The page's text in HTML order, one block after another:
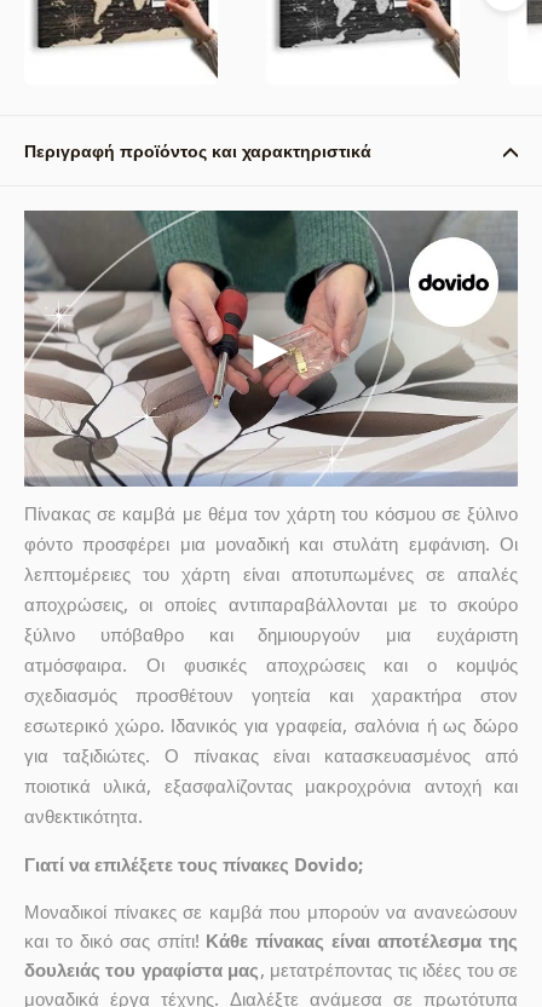
Περιγραφή προϊόντος και χαρακτηριστικά
Πίνακας σε καμβά με θέμα τον χάρτη του κόσμου σε ξύλινο
φόντο προσφέρει μια μοναδική και στυλάτη εμφάνιση. Οι
λεπτομέρειες του χάρτη είναι αποτυπωμένες σε απαλές
αποχρώσεις, οι οποίες αντιπαραβάλλονται με το σκούρο
ξύλινο υπόβαθρο και δημιουργούν μια ευχάριστη
ατμόσφαιρα. Οι φυσικές αποχρώσεις και ο κομψός
σχεδιασμός προσθέτουν γοητεία και χαρακτήρα στον
εσωτερικό χώρο. Ιδανικός για γραφεία, σαλόνια ή ως δώρο
για ταξιδιώτες. Ο πίνακας είναι κατασκευασμένος από
ποιοτικά υλικά, εξασφαλίζοντας μακροχρόνια αντοχή και
ανθεκτικότητα.
Γιατί να επιλέξετε τους πίνακες Dovido;
Μοναδικοί πίνακες σε καμβά που μπορούν να ανανεώσουν
και το δικό σας σπίτι! Κάθε πίνακας είναι αποτέλεσμα της
δουλειάς του γραφίστα μας, μετατρέποντας τις ιδέες του σε
μοναδικά έργα τέχνης. Διαλέξτε ανάμεσα σε πρωτότυπα